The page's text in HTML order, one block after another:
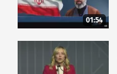
01:54